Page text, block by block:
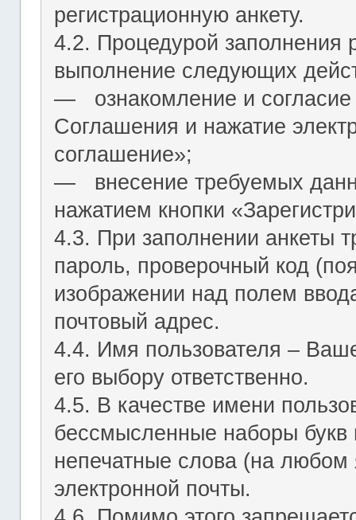
регистрационную анкету.
4.2. Процедурой заполнения
выполнение следующих
― ознакомление и согласие
Соглашения и нажатие
соглашение»;
― внесение требуемых
нажатием кнопки
4.3. При заполнении анкеты
пароль, проверочный код
изображении над полем
почтовый адрес.
4.4. Имя пользователя –
его выбору ответственно.
4.5. В качестве имени
бессмысленные наборы
непечатные слова (на любом
электронной почты.